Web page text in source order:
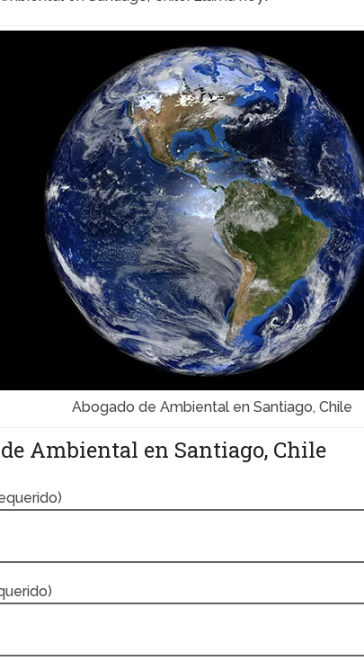
Abogado de Ambiental en Santiago, Chile
Ambiental en Santiago, Chile